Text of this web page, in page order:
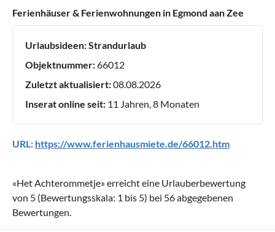
Ferienhäuser & Ferienwohnungen in Egmond aan Zee
Urlaubsideen:Strandurlaub
Objektnummer:66012
Zuletzt aktualisiert:08.08.2026
Inserat online seit: 11 Jahren, 8 Monaten
URL: https://www.ferienhausmiete.de/66012.htm
«Het Achterommetje» erreicht eine Urlauberbewertung
von 5 (Bewertungsskala: 1 bis 5) bei 56abgegebenen
Bewertungen.